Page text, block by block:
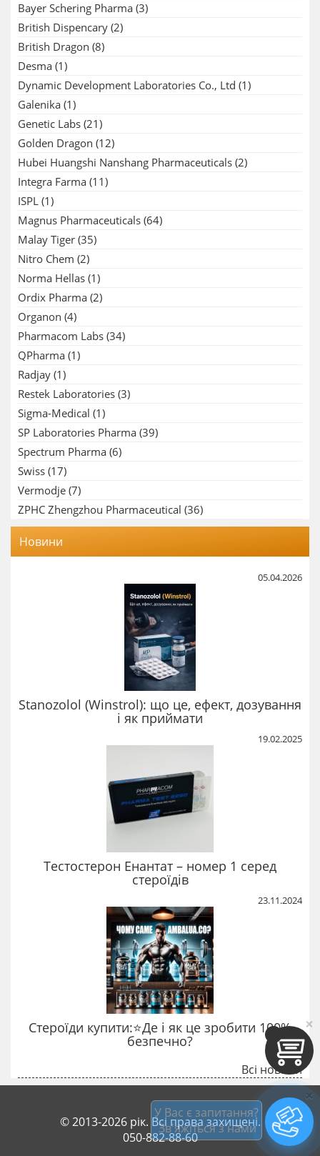
Bayer Schering Pharma (3)
British Dispencary (2)
British Dragon (8)
Desma (1)
Dynamic Development Laboratories Co., Ltd (1)
Galenika (1)
Genetic Labs (21)
Golden Dragon (12)
Hubei Huangshi Nanshang Pharmaceuticals (2)
Integra Farma (11)
ISPL (1)
Magnus Pharmaceuticals (64)
Malay Tiger (35)
Nitro Chem (2)
Norma Hellas (1)
Ordix Pharma (2)
Organon (4)
Pharmacom Labs (34)
QPharma (1)
Radjay (1)
Restek Laboratories (3)
Sigma-Medical (1)
SP Laboratories Pharma (39)
Spectrum Pharma (6)
Swiss (17)
Vermodje (7)
ZPHC Zhengzhou Pharmaceutical (36)
Новини
05.04.2026
Stanozolol (Winstrol): що це, ефект, дозування
і як приймати
19.02.2025
Тестостерон Енантат – номер 1 серед
стероїдів
23.11.2024
Стероїди купити:⭐Де і як це зробити 100%
безпечно?
Всі новини
© 2013-2026 рік. Всі права захищені.
050-882-88-60
×
У Вас є запитання?
Зв'яжіться з нами
×